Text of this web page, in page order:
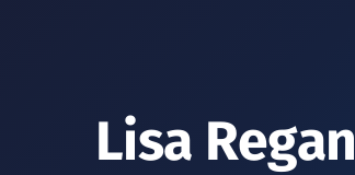
Lisa Regan